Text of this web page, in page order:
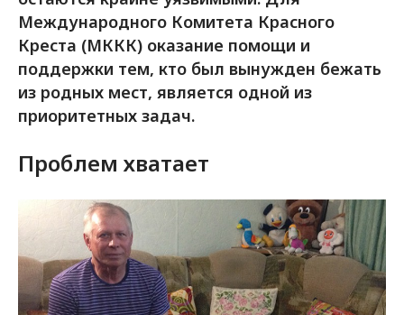
Международного Комитета Красного
Креста (МККК) оказание помощи и
поддержки тем, кто был вынужден бежать
из родных мест, является одной из
приоритетных задач.
Проблем хватает